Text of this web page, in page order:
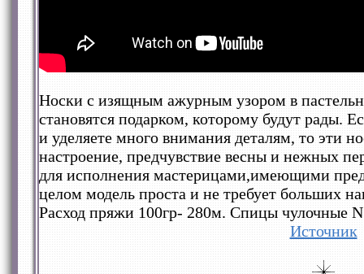
Носки с изящным ажурным узором в
становятся подарком, которому будут рады.
и уделяете много внимания деталям, то эти
настроение, предчувствие весны и нежных
для исполнения мастерицами,имеющими
целом модель проста и не требует больших
Расход пряжи 100гр- 280м. Спицы чулочные
Источник